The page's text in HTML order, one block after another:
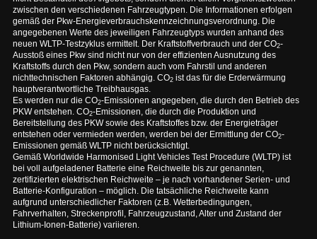
zwischen den verschiedenen Fahrzeugtypen. Die Informationen erfolgen
gemäß der Pkw-Energieverbrauchskennzeichnungsverordnung. Die
angegebenen Werte des jeweiligen Fahrzeugtyps wurden anhand des
neuen WLTP-Testzyklus ermittelt. Der Kraftstoffverbrauch und der CO2-
Ausstoß eines Pkw sind nicht nur von der effizienten Ausnutzung des
Kraftstoffs durch den Pkw, sondern auch vom Fahrstil und anderen
nichttechnischen Faktoren abhängig. CO2ist das für die Erderwärmung
hauptverantwortliche Treibhausgas.
Es werden nur die CO2-Emissionen angegeben, die durch den Betrieb des
PKW entstehen. CO2-Emissionen, die durch die Produktion und
Bereitstellung des PKW sowie des Kraftstoffes bzw. der Energieträger
entstehen oder vermieden werden, werden bei der Ermittlung der CO2-
Emissionen gemäß WLTP nicht berücksichtigt.
Gemäß Worldwide Harmonised Light Vehicles Test Procedure (WLTP) ist
bei voll aufgeladener Batterie eine Reichweite bis zur genannten,
zertifizierten elektrischen Reichweite – je nach vorhandener Serien- und
Batterie-Konfiguration – möglich. Die tatsächliche Reichweite kann
aufgrund unterschiedlicher Faktoren (z.B. Wetterbedingungen,
Fahrverhalten, Streckenprofil, Fahrzeugzustand, Alter und Zustand der
Lithium-Ionen-Batterie) variieren.